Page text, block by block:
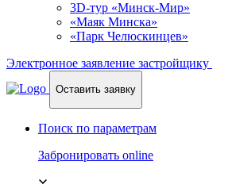
3D-тур «Минск-Мир»
«Маяк Минска»
«Парк Челюскинцев»
Электронное заявление застройщику
Оставить заявку
Поиск по параметрам
Забронировать online